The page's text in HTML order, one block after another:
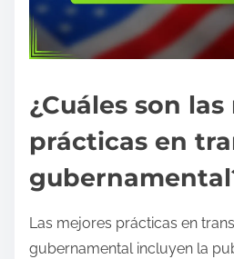
¿Cuáles son
prácticas en
Las mejores prácticas en
gubernamental incluyen la